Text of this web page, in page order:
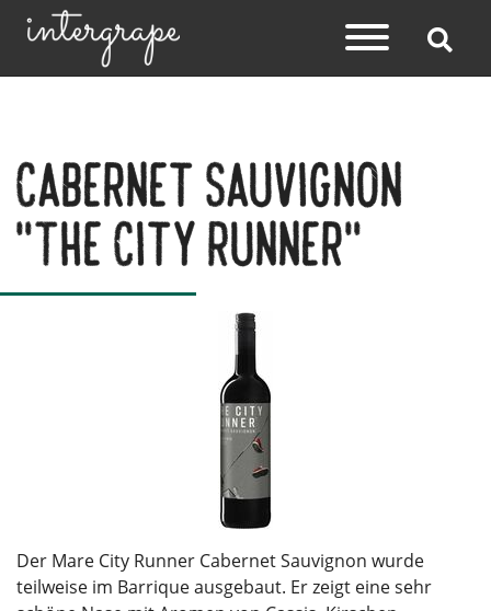
Cabernet Sauvignon
"The City Runner"
Der Mare City Runner Cabernet Sauvignon wurde
teilweise im Barrique ausgebaut. Er zeigt eine sehr